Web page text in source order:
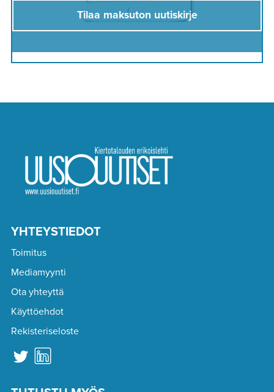
Tilaa maksuton uutiskirje
YHTEYSTIEDOT
Toimitus
Mediamyynti
Ota yhteyttä
Käyttöehdot
Rekisteriseloste